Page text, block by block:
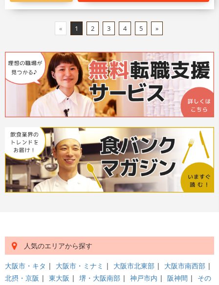
« 1 2 3 4 5 »
人気のエリアから探す
大阪市・キタ | 大阪市・ミナミ | 大阪市北東部 | 大阪市南西部 |
北摂・京阪 | 東大阪 | 堺・大阪南部 | 神戸市内 | 阪神間 | その